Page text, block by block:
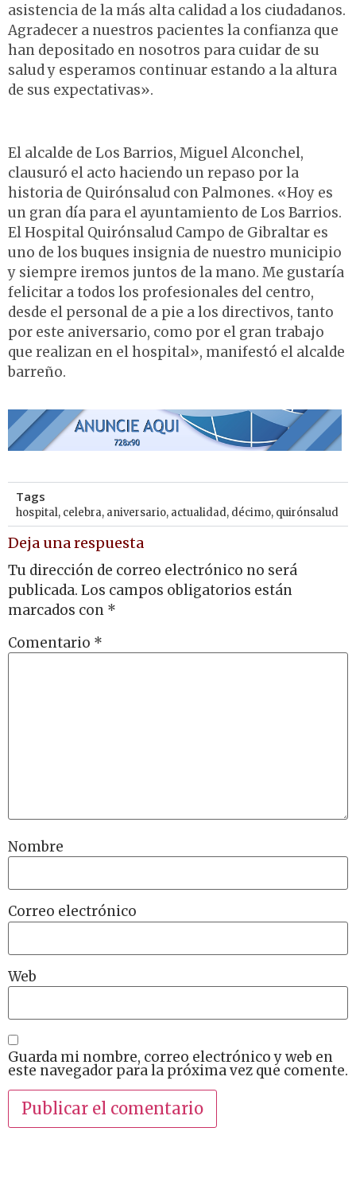
asistencia de la más alta calidad a los ciudadanos.
Agradecer a nuestros pacientes la confianza que
han depositado en nosotros para cuidar de su
salud y esperamos continuar estando a la altura
de sus expectativas».
El alcalde de Los Barrios, Miguel Alconchel,
clausuró el acto haciendo un repaso por la
historia de Quirónsalud con Palmones. «Hoy es
un gran día para el ayuntamiento de Los Barrios.
El Hospital Quirónsalud Campo de Gibraltar es
uno de los buques insignia de nuestro municipio
y siempre iremos juntos de la mano. Me gustaría
felicitar a todos los profesionales del centro,
desde el personal de a pie a los directivos, tanto
por este aniversario, como por el gran trabajo
que realizan en el hospital», manifestó el alcalde
barreño.
Tags
hospital, celebra, aniversario, actualidad, décimo, quirónsalud
Deja una respuesta
Tu dirección de correo electrónico no será
publicada. Los campos obligatorios están
marcados con *
Comentario *
Nombre
Correo electrónico
Web
Guarda mi nombre, correo electrónico y web en
este navegador para la próxima vez que comente.